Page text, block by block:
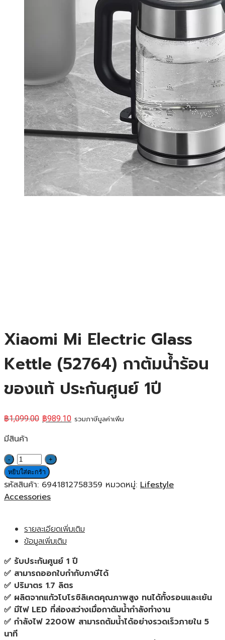
Xiaomi Mi Electric Glass
Kettle (52764) กาต้มน้ำร้อน
ของแท้ ประกันศูนย์ 1ปี
฿1,099.00 ฿989.10 รวมภาษีมูลค่าเพิ่ม
มีสินค้า
จำนวน
Xiaomi
Mi
Electric
(52764)
กา
ต้ม
น้ำ
ร้อน
ของ
แท้
ประกัน
ศูนย์
หยิบใส่ตะกร้า
รหัสสินค้า: 6941812758359 หมวดหมู่: Lifestyle
Accessories
รายละเอียดเพิ่มเติม
ข้อมูลเพิ่มเติม
✅ รับประกันศูนย์ 1 ปี
✅ สามารถออกใบกำกับภาษีได้
✅ ปริมาตร 1.7 ลิตร
✅ ผลิตจากแก้วโบโรซิลิเคตคุณภาพสูง ทนได้ทั้งรอนและเย้น
✅ มีไฟ LED ที่ส่องสว่างเมื่อกาต้มน้ำกำลังทำงาน
✅ กำลังไฟ 2200W สามารถต้มน้ำได้อย่างรวดเร็วภายใน 5
นาที